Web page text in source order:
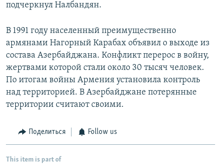
подчеркнул Налбандян.
В 1991 году населенный преимущественно
армянами Нагорный Карабах объявил о выходе из
состава Азербайджана. Конфликт перерос в войну,
жертвами которой стали около 30 тысяч человек.
По итогам войны Армения установила контроль
над территорией. В Азербайджане потерянные
территории считают своими.
Поделиться Follow us
This item is part of